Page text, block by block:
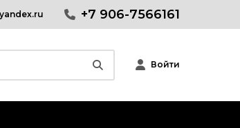
+7 906-7566161
Войти